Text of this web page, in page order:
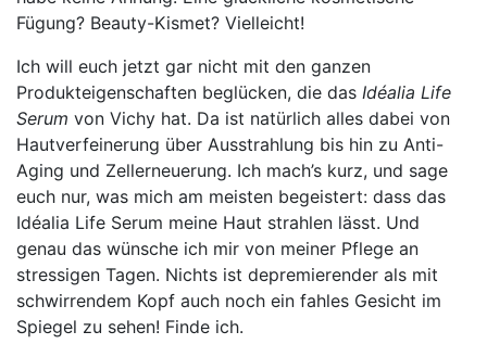
Fügung? Beauty-Kismet? Vielleicht!
Ich will euch jetzt gar nicht mit den ganzen
Produkteigenschaften beglücken, die das Idéalia Life
Serum von Vichy hat. Da ist natürlich alles dabei von
Hautverfeinerung über Ausstrahlung bis hin zu Anti-
Aging und Zellerneuerung. Ich mach’s kurz, und sage
euch nur, was mich am meisten begeistert: dass das
Idéalia Life Serum meine Haut strahlen lässt. Und
genau das wünsche ich mir von meiner Pflege an
stressigen Tagen. Nichts ist depremierender als mit
schwirrendem Kopf auch noch ein fahles Gesicht im
Spiegel zu sehen! Finde ich.